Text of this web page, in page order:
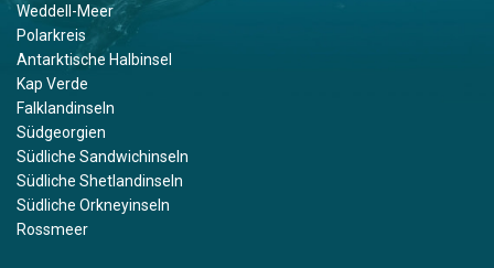
Weddell-Meer
Polarkreis
Antarktische Halbinsel
Kap Verde
Falklandinseln
Südgeorgien
Südliche Sandwichinseln
Südliche Shetlandinseln
Südliche Orkneyinseln
Rossmeer